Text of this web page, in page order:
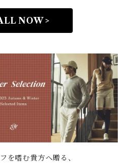
NOW >
を嗜む貴方へ贈る、